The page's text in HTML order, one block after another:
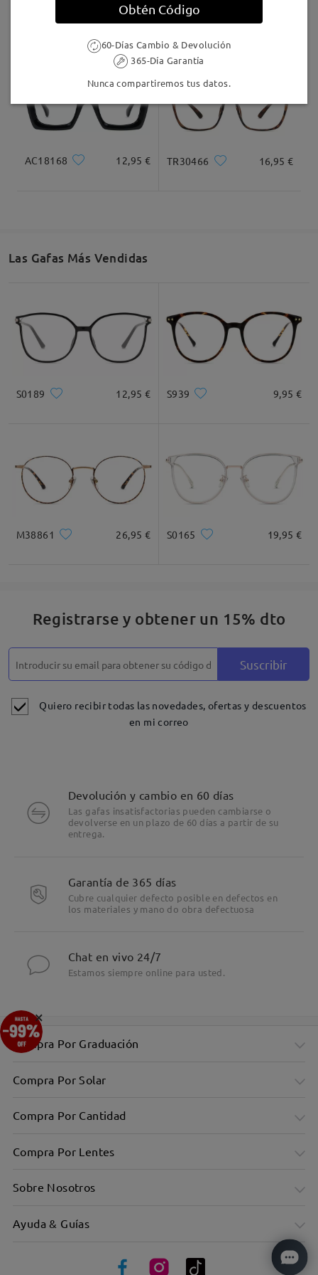
LKFS4126R 9,95 € Cathy001 27,95 €
AC18168 12,95 € TR30466 16,95 €
Las Gafas Más Vendidas
S0189 12,95 € S939 9,95 €
M38861 26,95 € S0165 19,95 €
Registrarse y obtener un 15% dto
Suscribir
Quiero recibir todas las novedades, ofertas y descuentos
en mi correo
Devolución y cambio en 60 días
Las gafas insatisfactorias pueden cambiarse o
devolverse en un plazo de 60 días a partir de su
entrega.
Garantía de 365 días
Cubre cualquier defecto posible en defectos en
los materiales y mano do obra defectuosa
Chat en vivo 24/7
Estamos siempre online para usted.
Compra Por Graduación
Compra Por Solar
Compra Por Cantidad
Compra Por Lentes
Sobre Nosotros
Ayuda & Guías
×
Obtén Código
60-Días Cambio & Devolución
365-Día Garantía
Nunca compartiremos tus datos.